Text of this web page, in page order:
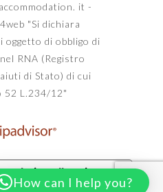
it -
"Si dichiara
oggetto di obbligo di
RNA (Registro
di Stato) di cui
52 L.234/12"
How can I help you?
relative alla privacy